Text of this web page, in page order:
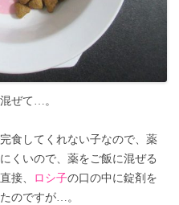
ぜて…。
食してくれない子なので、薬
くいので、薬をご飯に混ぜる
接、 ロシ子の口の中に錠剤を
のですが…。